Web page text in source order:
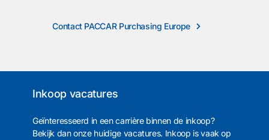
Contact PACCAR Purchasing Europe
Inkoop vacatures
Geïnteresseerd in een carrière binnen de inkoop?
Bekijk dan onze huidige vacatures. Inkoop is vaak op